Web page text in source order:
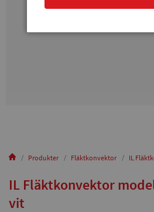
Produkter Fläktkonvektor IL
IL Fläktkonvektor
vit